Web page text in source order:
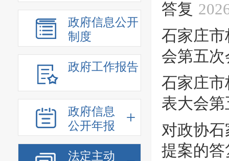
政府信息公开
制度
政府工作报告
政府信息
公开年报
法定主动
答复
石家庄
会第五
石家庄
表大会
对政协
提案的答